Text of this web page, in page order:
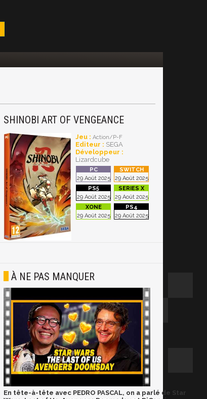
SHINOBI ART OF VENGEANCE
Jeu : Action/P-F
Editeur : SEGA
Développeur :
Lizardcube
29 Août 2025 29 Août 2025
29 Août 2025 29 Août 2025
29 Août 2025 29 Août 2025
À NE PAS MANQUER
En tête-à-tête avec PEDRO PASCAL, on a parlé de Star